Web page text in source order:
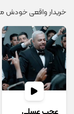
خریدار واقعی خودش